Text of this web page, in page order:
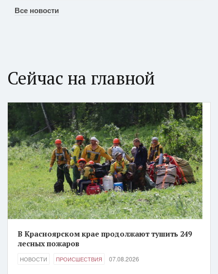
Все новости
Сейчас на главной
В Красноярском крае продолжают тушить 249
лесных пожаров
НОВОСТИ ПРОИСШЕСТВИЯ 07.08.2026